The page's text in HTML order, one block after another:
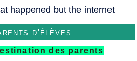
d'élèves
des parents